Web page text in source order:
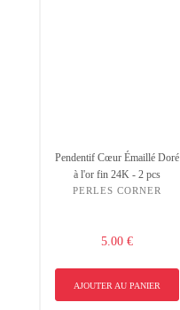
Pendentif Cœur Émaillé Doré
à l'or fin 24K - 2 pcs
PERLES CORNER
5.00 €
AJOUTER AU PANIER